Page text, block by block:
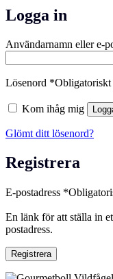
Logga in
Användarnamn eller e-
Lösenord *Obligatoriskt
Kom ihåg mig
Glömt ditt lösenord?
Registrera
E-postadress *
En länk för att ställa in
postadress.
Registrera